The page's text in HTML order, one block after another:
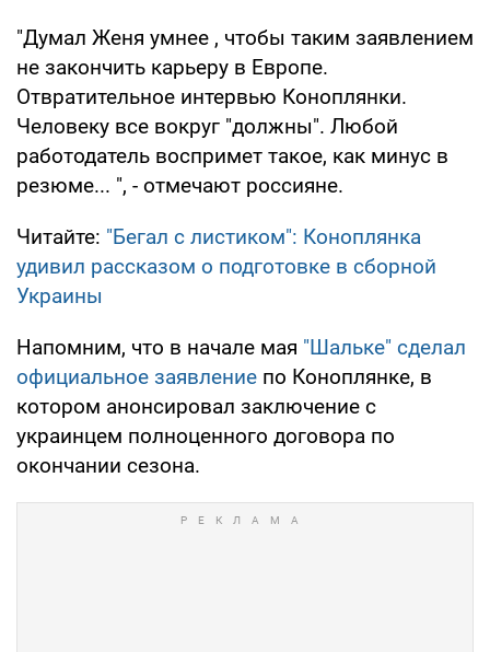
"Думал Женя умнее , чтобы таким заявлением
не закончить карьеру в Европе.
Отвратительное интервью Коноплянки.
Человеку все вокруг "должны". Любой
работодатель воспримет такое, как минус в
резюме... ", - отмечают россияне.
Читайте: "Бегал с листиком": Коноплянка
удивил рассказом о подготовке в сборной
Украины
Напомним, что в начале мая "Шальке" сделал
официальное заявление по Коноплянке, в
котором анонсировал заключение с
украинцем полноценного договора по
окончании сезона.